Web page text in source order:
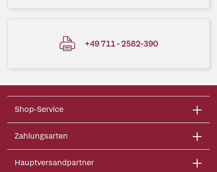
+49 711 - 2582-390
Shop-Service
Zahlungsarten
Hauptversandpartner